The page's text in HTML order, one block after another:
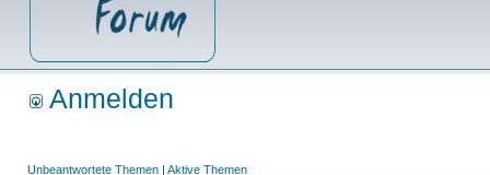
Anmelden
Unbeantwortete Themen | Aktive Themen